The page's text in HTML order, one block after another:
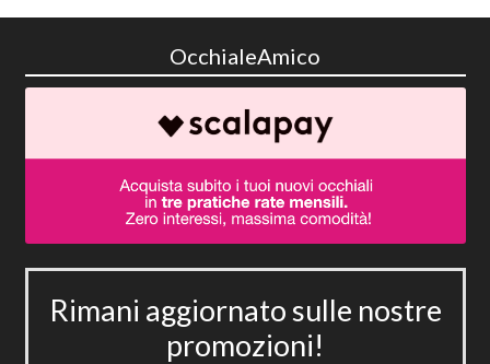
OcchialeAmico
Rimani aggiornato sulle nostre
promozioni!